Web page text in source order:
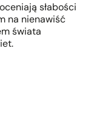
słabości
na nienawiść
świata